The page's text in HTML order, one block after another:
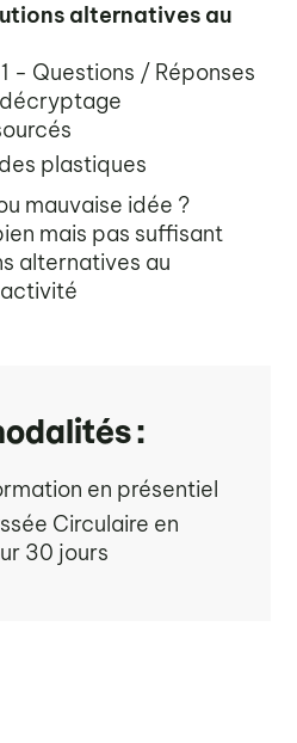
alternatives au
- Questions / Réponses
décryptage
plastiques
mauvaise idée ?
mais pas suffisant
alternatives au
:
en présentiel
Circulaire en
30 jours